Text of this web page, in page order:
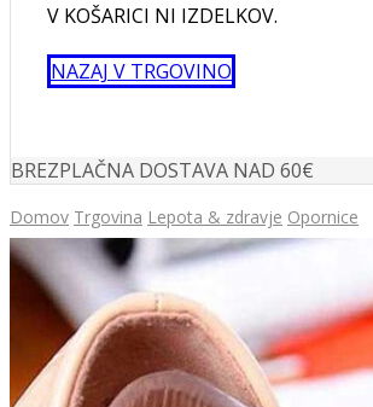
V KOŠARICI NI IZDELKOV.
NAZAJ V TRGOVINO
BREZPLAČNA DOSTAVA NAD 60€
Domov Trgovina Lepota & zdravje Opornice